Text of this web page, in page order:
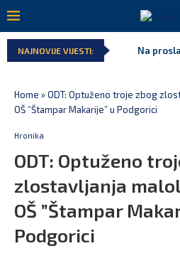
NAJNOVIJE VIJESTI: Na
Home »ODT: Optuženo troje zbog
OŠ ”Štampar Makarije” u Podgorici
Hronika
ODT: Optuženo
zlostavljanja
OŠ ”Štampar
Podgorici